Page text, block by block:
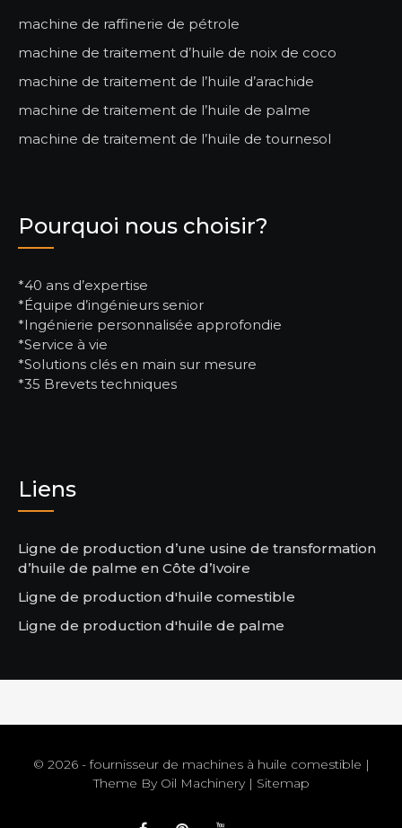
machine de raffinerie de pétrole
machine de traitement d’huile de noix de coco
machine de traitement de l’huile d’arachide
machine de traitement de l’huile de palme
machine de traitement de l’huile de tournesol
Pourquoi nous choisir?
*40 ans d’expertise
*Équipe d’ingénieurs senior
*Ingénierie personnalisée approfondie
*Service à vie
*Solutions clés en main sur mesure
*35 Brevets techniques
Liens
Ligne de production d’une usine de transformation
d’huile de palme en Côte d’Ivoire
Ligne de production d'huile comestible
Ligne de production d'huile de palme
© 2026 - fournisseur de machines à huile comestible |
Theme By Oil Machinery| Sitemap